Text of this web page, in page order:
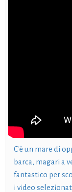
C'è un mare di
barca, magari a
fantastico per
i video